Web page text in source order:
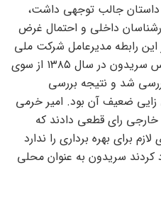
جالب توجهی داشت،
داخلی و احتمال غرض
رابطه مدیرعامل شرکت ملی
صنایع مس ایران گفت: معدن مس سریدون در سال ۱۳۸۵ از سوی
شد و نتیجه بررسی
زایی ضعیف آن بود. امیر خرمی
خارجی رای قطعی دادند که
برای بهره برداری را ندارد
سریدون به عنوان محلی